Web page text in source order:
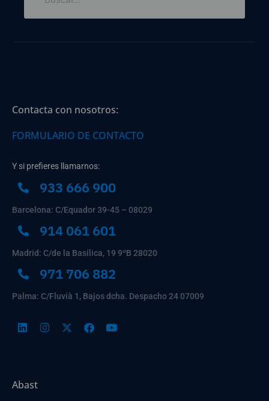
Contacta con nosotros:
FORMULARIO DE CONTACTO
Y si prefieres llamarnos:
933 666 900
Barcelona: C/Equador 39-45 – 08029
914 061 601
Madrid: C/de la Basílica, 19 9ºB 28020
971 706 882
Palma: C/Fluvià 1, Bajos dcha. Despacho 24 07009
Abast